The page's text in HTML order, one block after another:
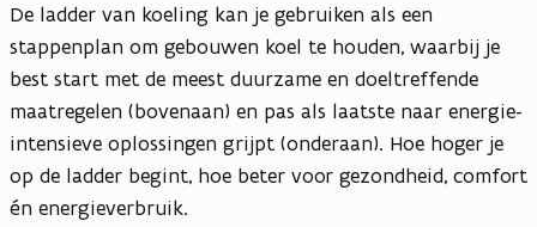
De ladder van koeling kan je gebruiken als een
stappenplan om gebouwen koel te houden, waarbij je
best start met de meest duurzame en doeltreffende
maatregelen (bovenaan) en pas als laatste naar energie-
intensieve oplossingen grijpt (onderaan). Hoe hoger je
op de ladder begint, hoe beter voor gezondheid, comfort
én energieverbruik.